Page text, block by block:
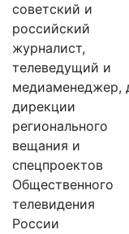
советский и
российский
журналист,
телеведущий и
медиаменеджер,
дирекции
регионального
вещания и
спецпроектов
Общественного
телевидения
России